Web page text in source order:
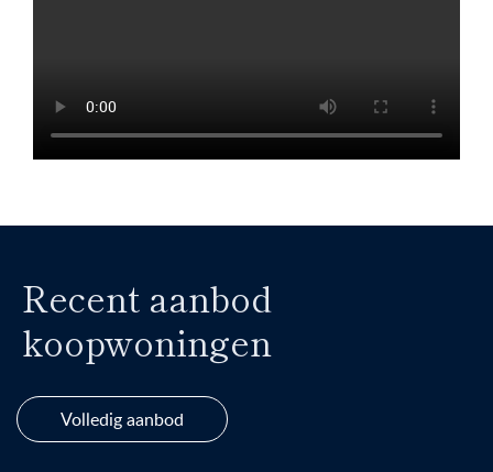
Recent aanbod
koopwoningen
Volledig aanbod